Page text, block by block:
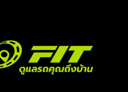
ดันลอป (Dunlop)